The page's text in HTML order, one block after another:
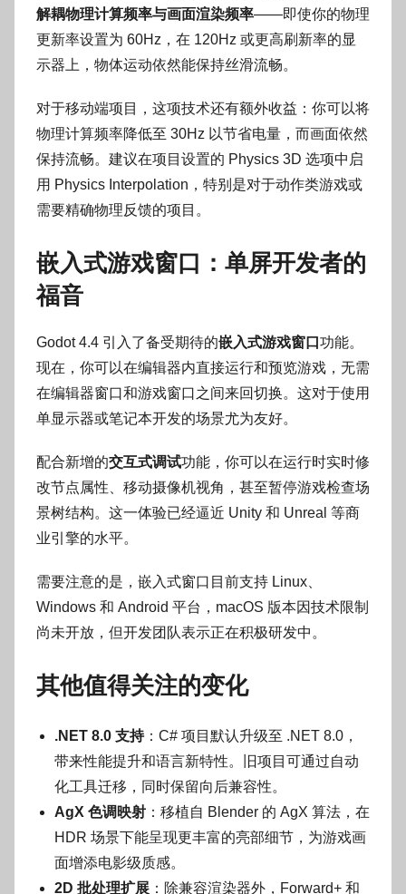
解耦物理计算频率与画面渲染频率——即使你的物理
更新率设置为 60Hz，在 120Hz 或更高刷新率的显
示器上，物体运动依然能保持丝滑流畅。
对于移动端项目，这项技术还有额外收益：你可以将
物理计算频率降低至 30Hz 以节省电量，而画面依然
保持流畅。建议在项目设置的 Physics 3D 选项中启
用 Physics Interpolation，特别是对于动作类游戏或
需要精确物理反馈的项目。
嵌入式游戏窗口：单屏开发者的
福音
Godot 4.4 引入了备受期待的嵌入式游戏窗口 功能。
现在，你可以在编辑器内直接运行和预览游戏，无需
在编辑器窗口和游戏窗口之间来回切换。这对于使用
单显示器或笔记本开发的场景尤为友好。
配合新增的交互式调试功能，你可以在运行时实时修
改节点属性、移动摄像机视角，甚至暂停游戏检查场
景树结构。这一体验已经逼近 Unity 和 Unreal 等商
业引擎的水平。
需要注意的是，嵌入式窗口目前支持 Linux、
Windows 和 Android 平台，macOS 版本因技术限制
尚未开放，但开发团队表示正在积极研发中。
其他值得关注的变化
.NET 8.0 支持：C# 项目默认升级至 .NET 8.0，
带来性能提升和语言新特性。旧项目可通过自动
化工具迁移，同时保留向后兼容性。
AgX 色调映射 ：移植自 Blender 的 AgX 算法，在
HDR 场景下能呈现更丰富的亮部细节，为游戏画
面增添电影级质感。
2D 批处理扩展 ：除兼容渲染器外，Forward+ 和